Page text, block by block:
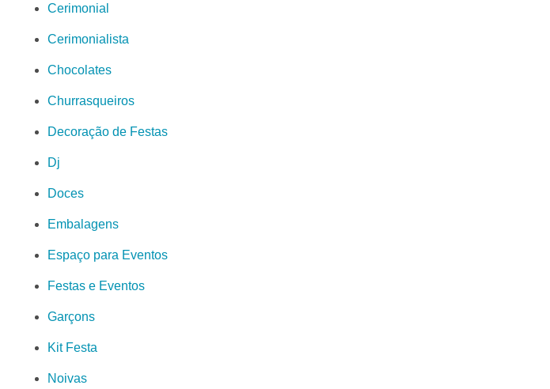
Cerimonial
Cerimonialista
Chocolates
Churrasqueiros
Decoração de Festas
Dj
Doces
Embalagens
Espaço para Eventos
Festas e Eventos
Garçons
Kit Festa
Noivas